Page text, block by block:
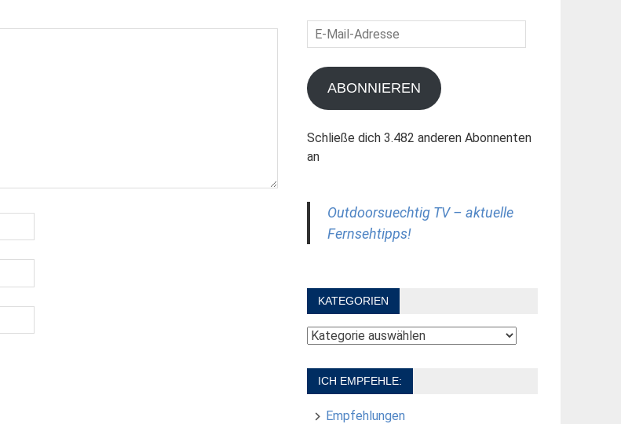
E-
Mail-
Adresse
ABONNIEREN
Schließe dich 3.482 anderen Abonnenten
an
Outdoorsuechtig TV – aktuelle
Fernsehtipps!
KATEGORIEN
Kategorien
ICH EMPFEHLE:
Empfehlungen